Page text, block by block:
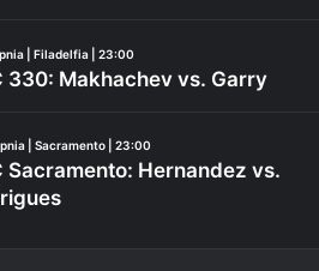
| Filadelfia | 23:00
330: Makhachev vs. Garry
| Sacramento | 23:00
Sacramento: Hernandez vs.